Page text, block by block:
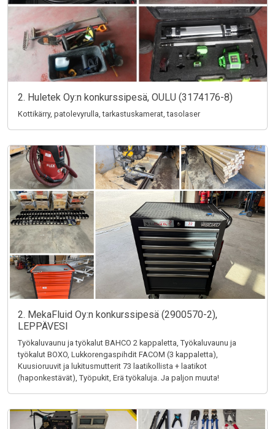
2. Huletek Oy:n konkurssipesä, OULU (3174176-8)
Kottikärry, patolevyrulla, tarkastuskamerat, tasolaser
2. MekaFluid Oy:n konkurssipesä (2900570-2),
LEPPÄVESI
Työkaluvaunu ja työkalut BAHCO 2 kappaletta, Työkaluvaunu ja
työkalut BOXO, Lukkorengaspihdit FACOM (3 kappaletta),
Kuusioruuvit ja lukitusmutterit 73 laatikollista + laatikot
(haponkestävät), Työpukit, Erä työkaluja. Ja paljon muuta!